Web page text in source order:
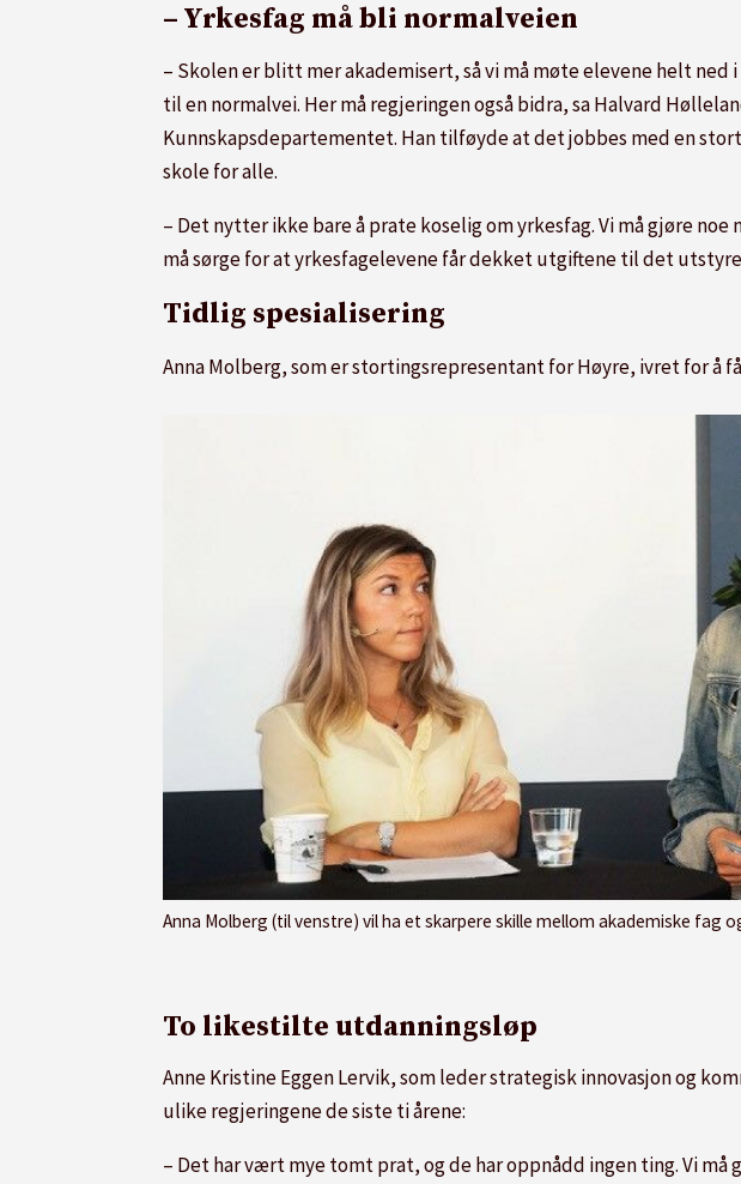
– Yrkesfag må bli normalveien
– Skolen er blitt mer akademisert, så vi må møte elevene helt ned
til en normalvei. Her må regjeringen også bidra, sa Halvard
Kunnskapsdepartementet. Han tilføyde at det jobbes med en
skole for alle.
– Det nytter ikke bare å prate koselig om yrkesfag. Vi må gjøre
må sørge for at yrkesfagelevene får dekket utgiftene til det
Tidlig spesialisering
Anna Molberg, som er stortingsrepresentant for Høyre, ivret for å
Anna Molberg (til venstre) vil ha et skarpere skille mellom akademiske fag og yrkesfag helt ned i grunnskolen. Anne Kristine Eggen Lervik ivrer for å få
To likestilte utdanningsløp
Anne Kristine Eggen Lervik, som leder strategisk innovasjon og
ulike regjeringene de siste ti årene:
– Det har vært mye tomt prat, og de har oppnådd ingen ting. Vi